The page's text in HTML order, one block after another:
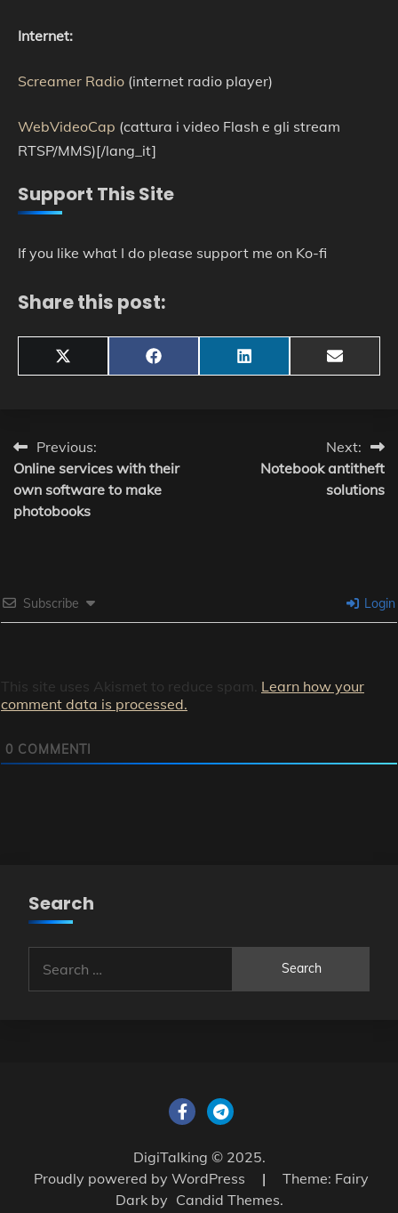
Internet:
Screamer Radio (internet radio player)
WebVideoCap (cattura i video Flash e gli stream
RTSP/MMS)[/lang_it]
Support This Site
If you like what I do please support me on Ko-fi
Share this post:
Share
on
X
(Twitter)
Share
on
Facebook
Share
on
LinkedIn
Share
on
Email
Post
navigation
Previous:
Online services with their
own software to make
photobooks
Next:
Notebook antitheft
solutions
Subscribe Login
This site uses Akismet to reduce spam. Learn how your
comment data is processed.
0 COMMENTI
Search
for:
DigiTalking © 2025.
Proudly powered by WordPress
|
Theme: Fairy
Dark by Candid Themes.